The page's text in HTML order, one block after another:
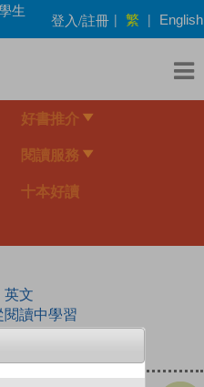
生
登入/註冊 | 繁 | English
好書推介
閱讀服務
十本好讀
英文
閱讀中學習